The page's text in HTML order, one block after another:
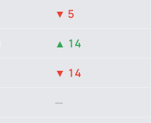
▼ 5
▲ 14
▼ 14
—